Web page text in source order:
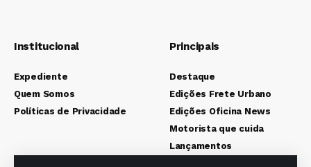
Institucional
Expediente
Quem Somos
Políticas de Privacidade
Principais
Destaque
Edições Frete Urbano
Edições Oficina News
Motorista que cuida
Lançamentos